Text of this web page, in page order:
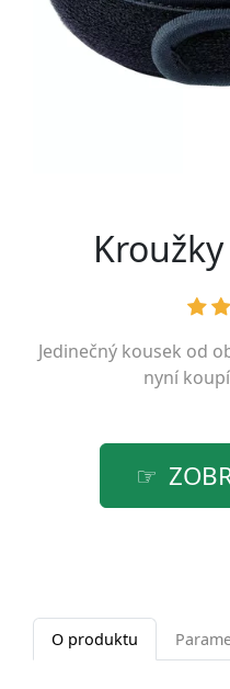
Jedinečný kousek od
nyní
O produktu